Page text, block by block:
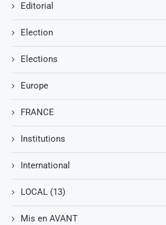
Editorial
Election
Elections
Europe
FRANCE
Institutions
International
LOCAL (13)
Mis en AVANT